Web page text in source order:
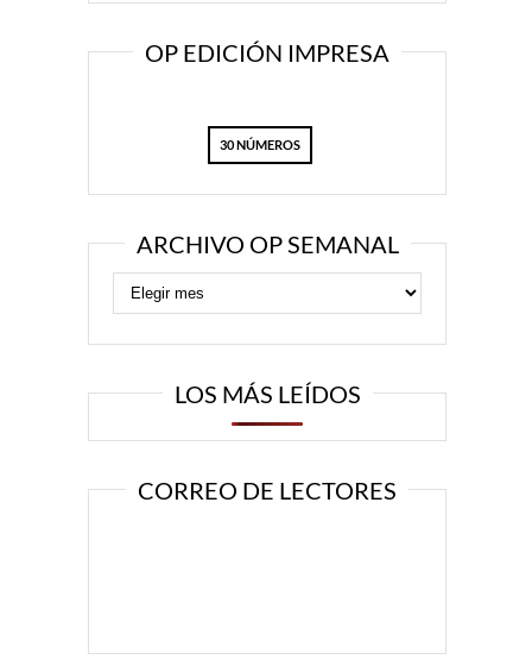
OP EDICIÓN IMPRESA
30 NÚMEROS
ARCHIVO OP SEMANAL
LOS MÁS LEÍDOS
CORREO DE LECTORES